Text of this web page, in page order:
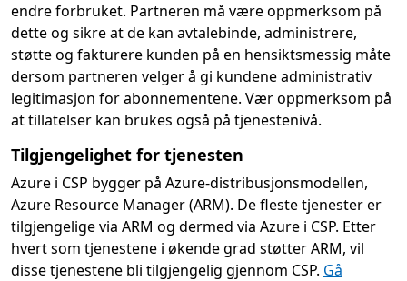
endre forbruket. Partneren må være oppmerksom på
dette og sikre at de kan avtalebinde, administrere,
støtte og fakturere kunden på en hensiktsmessig måte
dersom partneren velger å gi kundene administrativ
legitimasjon for abonnementene. Vær oppmerksom på
at tillatelser kan brukes også på tjenestenivå.
Tilgjengelighet for tjenesten
Azure i CSP bygger på Azure-distribusjonsmodellen,
Azure Resource Manager (ARM). De fleste tjenester er
tilgjengelige via ARM og dermed via Azure i CSP. Etter
hvert som tjenestene i økende grad støtter ARM, vil
disse tjenestene bli tilgjengelig gjennom CSP. Gå